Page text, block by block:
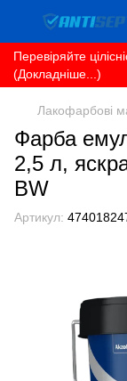
Перевіряйте
(Докладніше...)
Лакофарбові
Фарба
2,5 л,
BW
Артикул: